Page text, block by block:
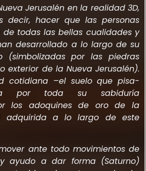
Jerusalén en la realidad 3D,
decir, hacer que las personas
todas las bellas cualidades y
desarrollado a lo largo de su
(simbolizadas por las piedras
exterior de la Nueva Jerusalén).
cotidiana –el suelo que pisa-
por toda su sabiduría
los adoquines de oro de la
adquirida a lo largo de este
ante todo movimientos de
ayudo a dar forma (Saturno)